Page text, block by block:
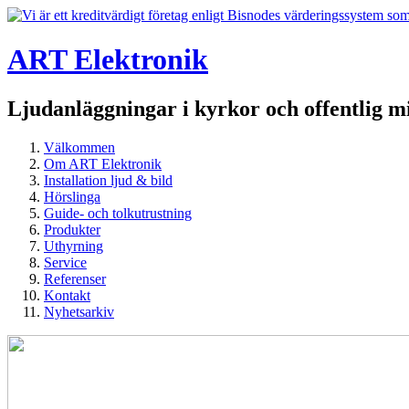
ART Elektronik
Ljudanläggningar i kyrkor och offentlig
Välkommen
Om ART Elektronik
Installation ljud & bild
Hörslinga
Guide- och tolkutrustning
Produkter
Uthyrning
Service
Referenser
Kontakt
Nyhetsarkiv